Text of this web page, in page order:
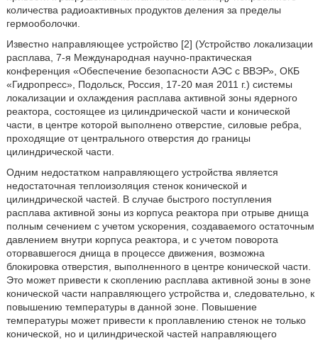
количества радиоактивных продуктов деления за пределы
гермооболочки.
Известно направляющее устройство [2] (Устройство локализации
расплава, 7-я Международная научно-практическая
конференция «Обеспечение безопасности АЭС с ВВЭР», ОКБ
«Гидропресс», Подольск, Россия, 17-20 мая 2011 г.) системы
локализации и охлаждения расплава активной зоны ядерного
реактора, состоящее из цилиндрической части и конической
части, в центре которой выполнено отверстие, силовые ребра,
проходящие от центрального отверстия до границы
цилиндрической части.
Одним недостатком направляющего устройства является
недостаточная теплоизоляция стенок конической и
цилиндрической частей. В случае быстрого поступления
расплава активной зоны из корпуса реактора при отрыве днища
полным сечением с учетом ускорения, создаваемого остаточным
давлением внутри корпуса реактора, и с учетом поворота
оторвавшегося днища в процессе движения, возможна
блокировка отверстия, выполненного в центре конической части.
Это может привести к скоплению расплава активной зоны в зоне
конической части направляющего устройства и, следовательно, к
повышению температуры в данной зоне. Повышение
температуры может привести к проплавлению стенок не только
конической, но и цилиндрической частей направляющего